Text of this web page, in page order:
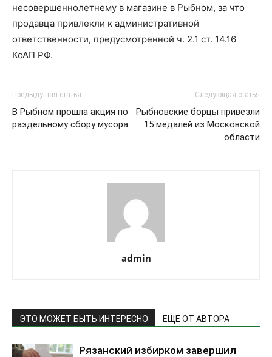
несовершеннолетнему в магазине в Рыбном, за что
продавца привлекли к административной
ответственности, предусмотренной ч. 2.1 ст. 14.16
КоАП РФ.
Предыдущая статья
В Рыбном прошла акция по
раздельному сбору мусора
Следующая статья
Рыбновские борцы привезли
15 медалей из Московской
области
admin
ЭТО МОЖЕТ БЫТЬ ИНТЕРЕСНО ЕЩЕ ОТ АВТОРА
Рязанский избирком завершил